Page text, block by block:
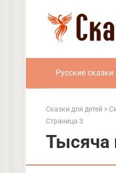
Русские сказки
Сказки для детей >
Страница 3
Тысяча